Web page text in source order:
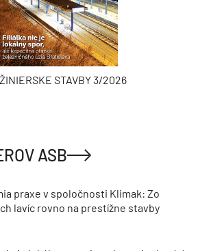
STAVBY 3/2026
ASB
praxe v spoločnosti Klimak: Zo
lavíc rovno na prestížne stavby